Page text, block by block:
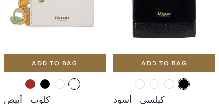
ADD TO BAG
كيلسي – أسود
ADD TO BAG
كلوب – أبيض